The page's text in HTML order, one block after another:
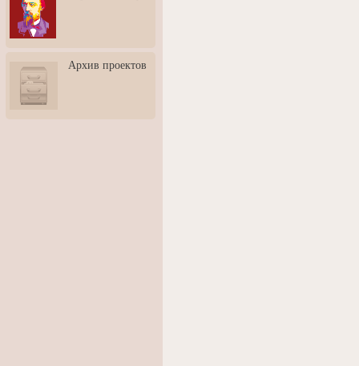
3: Обусловленности
человека и их влияние на
карьеру
скульптором Дмитрием
Тугариновым
АртБульвар в День города
Архив проектов